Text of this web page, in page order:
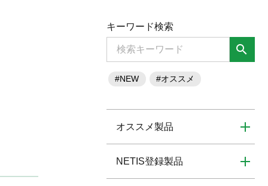
キーワード検索
search
#NEW #オススメ
オススメ製品
NETIS登録製品